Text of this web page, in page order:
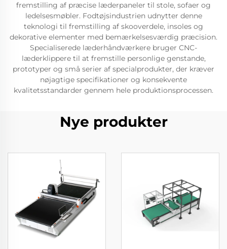
fremstilling af præcise læderpaneler til stole, sofaer og
ledelsesmøbler. Fodtøjsindustrien udnytter denne
teknologi til fremstilling af skooverdele, insoles og
dekorative elementer med bemærkelsesværdig præcision.
Specialiserede læderhåndværkere bruger CNC-
læderklippere til at fremstille personlige genstande,
prototyper og små serier af specialprodukter, der kræver
nøjagtige specifikationer og konsekvente
kvalitetsstandarder gennem hele produktionsprocessen.
Nye produkter